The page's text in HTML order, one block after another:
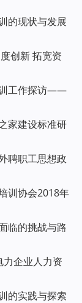
的现状与发展
创新 拓宽资
工作探访——
家建设标准研
聘职工思想政
训协会2018年
临的挑战与路
企业人力资
的实践与探索